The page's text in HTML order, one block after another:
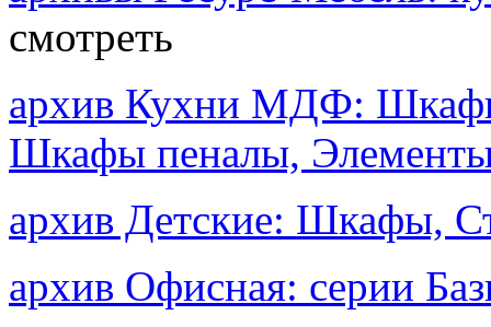
смотреть
архив Кухни МДФ:
Шкафы пеналы,
архив Детские: Шкафы,
архив Офисная: серии